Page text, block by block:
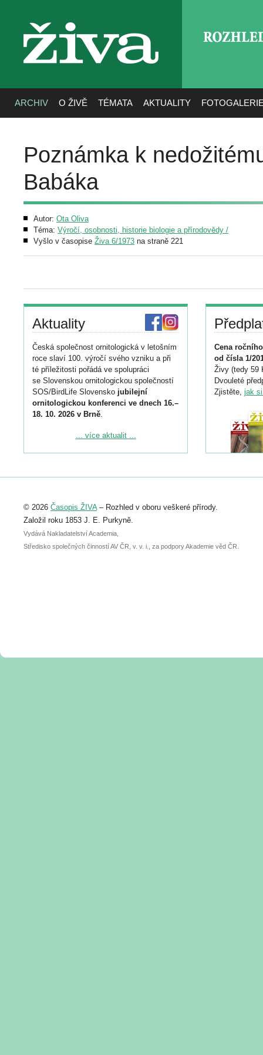
živa
ARCHIV O ŽIVĚ TÉMATA AKTUALITY
Poznámka k
Babáka
Autor: Ota Oliva
Téma: Výročí, osobnosti, historie biologie a přírodovědy /
Vyšlo v časopise Živa 6/1973 na straně 221
Aktuality
Česká společnost ornitologická v letošním
roce slaví 100. výročí svého vzniku a při
té příležitosti pořádá ve spolupráci
se Slovenskou ornitologickou společností
SOS/BirdLife Slovensko jubilejní
ornitologickou konferenci ve dnech 16.–
18. 10. 2026 v Brně.
Podrobnější informace ke konferenci
Registrovat se můžete do 6. září.
abstraktu přihlášené přednášky nebo
posteru je už 30. června.
... více aktualit ...
Cena
od čísla 1/
Živy (tedy 59
Dvouleté
Zjistěte, jak
© 2026 Časopis ŽIVA– Rozhled v oboru veškeré přírody.
Založil roku 1853 J. E. Purkyně.
Vydává Nakladatelství Academia,
Středisko společných činností AV ČR, v. v. i., za podpory Akademie věd ČR.